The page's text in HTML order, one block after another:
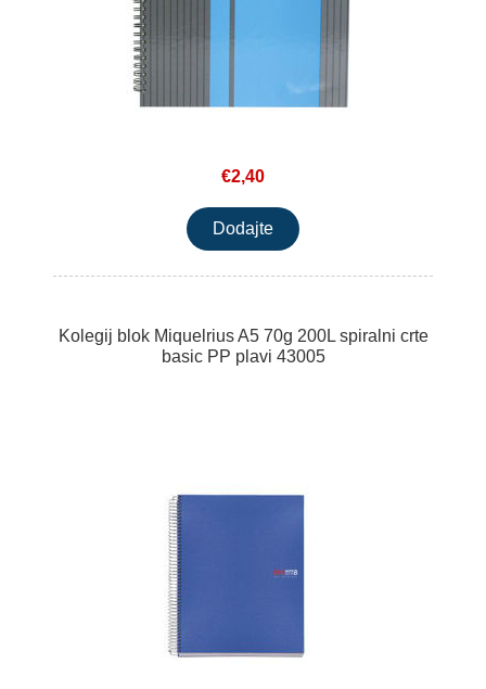
€2,40
Kolegij blok Miquelrius A5 70g 200L spiralni crte
basic PP plavi 43005